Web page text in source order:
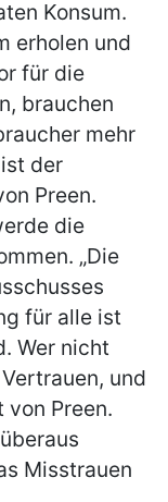
Konsum.
erholen und
für die
brauchen
mehr
der
Preen.
die
„Die
für alle ist
Wer nicht
und
von Preen.
Misstrauen